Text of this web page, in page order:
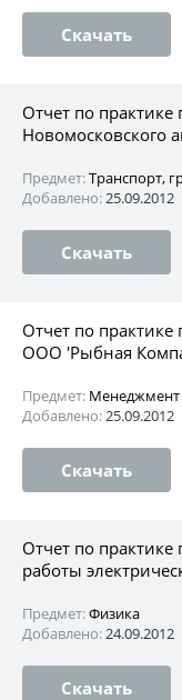
Скачать
Отчет по практике
Новомосковского
Предмет:Транспорт,
Добавлено:25.09.2012
Скачать
Отчет по
ООО 'Рыбная
Предмет: Менеджмент
Добавлено:25.09.2012
Скачать
Отчет по
работы
Предмет:Физика
Добавлено:24.09.2012
Скачать